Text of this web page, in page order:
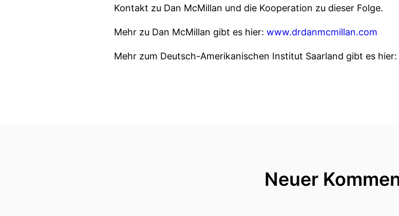
Kontakt zu Dan McMillan und die Kooperation zu dieser Folge.
Mehr zu Dan McMillan gibt es hier: www.drdanmcmillan.com
Mehr zum Deutsch-Amerikanischen Institut Saarland gibt es hier:
Neuer